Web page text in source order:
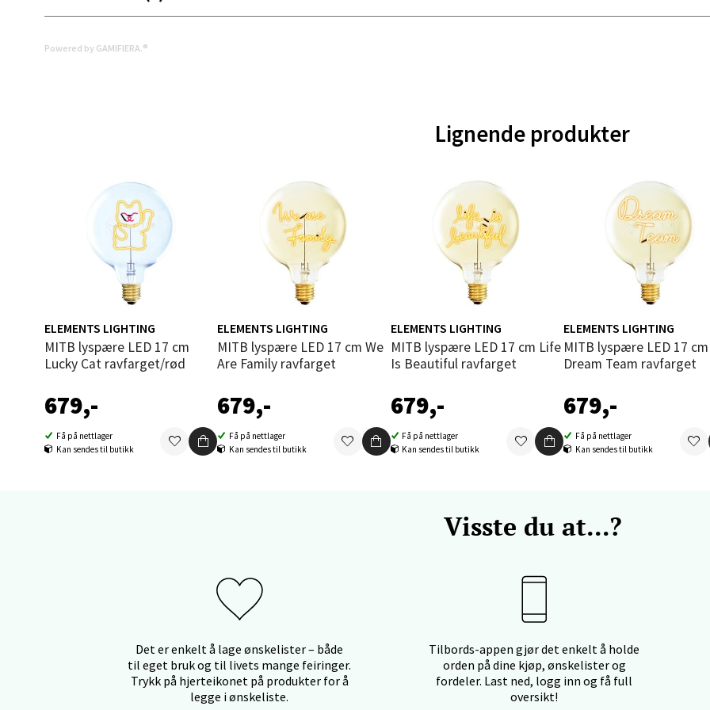
Powered by GAMIFIERA.®
Lignende produkter
ELEMENTS LIGHTING
MITB lyspære LED 17 cm
Lucky Cat ravfarget/rød
679,-
Få på nettlager
Kan sendes til butikk
ELEMENTS LIGHTING
MITB lyspære LED 17 cm We
Are Family ravfarget
679,-
Få på nettlager
Kan sendes til butikk
ELEMENTS LIGHTING
MITB lyspære LED 17 cm Life
Is Beautiful ravfarget
679,-
Få på nettlager
Kan sendes til butikk
ELEMENTS LIGHTING
MITB lyspære LED 17 cm
Dream Team ravfarget
679,-
Få på nettlager
Kan sendes til butikk
Visste du at...?
Det er enkelt å lage ønskelister – både
til eget bruk og til livets mange feiringer.
Trykk på hjerteikonet på produkter for å
legge i ønskeliste.
Tilbords-appen gjør det enkelt å holde
orden på dine kjøp, ønskelister og
fordeler. Last ned, logg inn og få full
oversikt!
Mandal - Alti Mandal
Skarvøyveien 55, 4517 Mandal
Åpent i dag 10-18
0 i butikk
Mo i Rana - Thon Senter Mo i Rana
Fridtjof Nansensgate 22, 8622 Mo i Rana
Åpent i dag 10-18
0 i butikk
Ålesund - Thon Senter Moa
0 i butikk